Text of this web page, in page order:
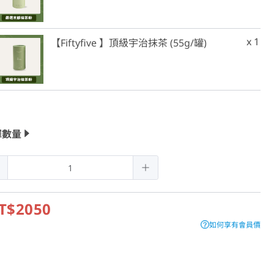
【Fiftyfive 】頂級宇治抹茶 (55g/罐) x 1
量
如何享有會員價